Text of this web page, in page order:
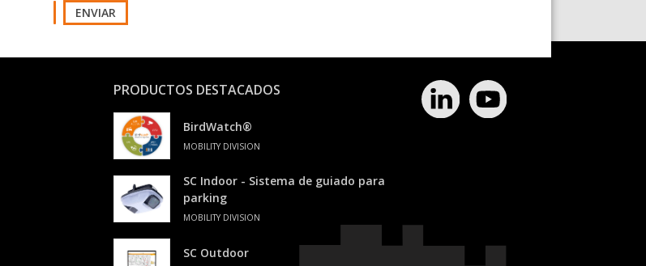
ENVIAR
PRODUCTOS DESTACADOS
BirdWatch®
MOBILITY DIVISION
SC Indoor - Sistema de guiado para
parking
MOBILITY DIVISION
SC Outdoor